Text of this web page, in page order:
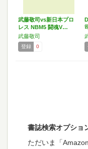
武藤敬司vs新日本プロ
レス NBM5 闘魂V…
武藤敬司
登録 0
書誌検索オプショ
ただいま「